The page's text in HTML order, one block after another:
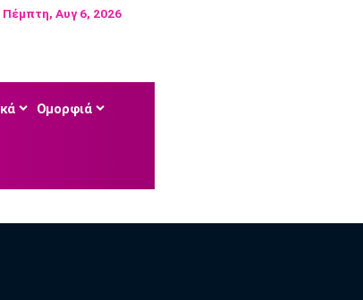
Πέμπτη, Αυγ 6, 2026
Ομορφιά